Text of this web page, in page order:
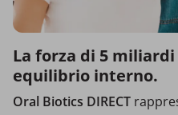
La forza di 5
equilibrio interno.
Oral Biotics DIRECT